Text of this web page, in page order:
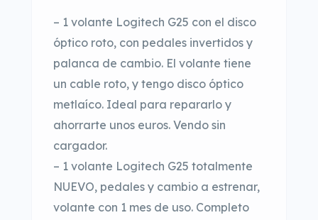
– 1 volante Logitech G25 con el disco
óptico roto, con pedales invertidos y
palanca de cambio. El volante tiene
un cable roto, y tengo disco óptico
metlaíco. Ideal para repararlo y
ahorrarte unos euros. Vendo sin
cargador.
– 1 volante Logitech G25 totalmente
NUEVO, pedales y cambio a estrenar,
volante con 1 mes de uso. Completo